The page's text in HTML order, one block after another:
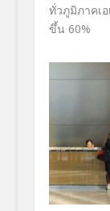
ทั่วภูมิภาคเ
ขึ้น 60%